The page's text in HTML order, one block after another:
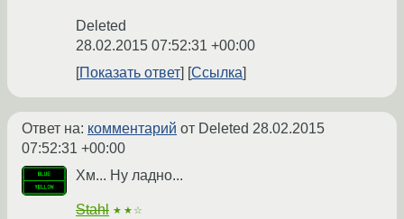
Deleted
28.02.2015 07:52:31 +00:00
Показать ответ
Ссылка
Ответ на: комментарий от Deleted 28.02.2015
07:52:31 +00:00
Хм... Ну ладно...
Stahl ★★☆